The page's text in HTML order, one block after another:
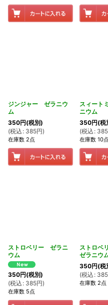
ジンジャー ゼラニウ
ム
350円(税別)
(税込 : 385円)
在庫数 2点
スィート
ニウム
350円(税
(税込 : 385
在庫数 10点
ストロベリー ゼラニ
ウム
350円(税別)
(税込 : 385円)
在庫数 5点
ストロベ
ゼラニウ
350円(税
(税込 : 385
在庫数 2点